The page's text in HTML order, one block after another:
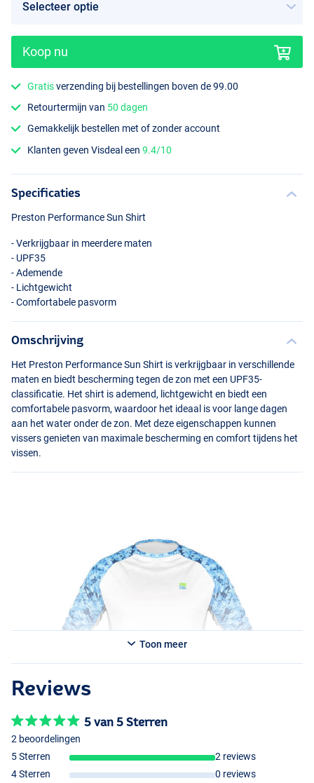
Koop nu
Gratisverzending bij bestellingen boven de 99.00
Retourtermijn van 50 dagen
Gemakkelijk bestellen met of zonder account
Klanten geven Visdeal een9.4/10
Specificaties
Preston Performance Sun Shirt
- Verkrijgbaar in meerdere maten
- UPF35
- Ademende
- Lichtgewicht
- Comfortabele pasvorm
Omschrijving
Het Preston Performance Sun Shirt is verkrijgbaar in verschillende
maten en biedt bescherming tegen de zon met een UPF35-
classificatie. Het shirt is ademend, lichtgewicht en biedt een
comfortabele pasvorm, waardoor het ideaal is voor lange dagen
aan het water onder de zon. Met deze eigenschappen kunnen
vissers genieten van maximale bescherming en comfort tijdens het
vissen.
Toon meer
Reviews
5 van 5 Sterren
2 beoordelingen
5 Sterren
2 reviews
4 Sterren
0 reviews